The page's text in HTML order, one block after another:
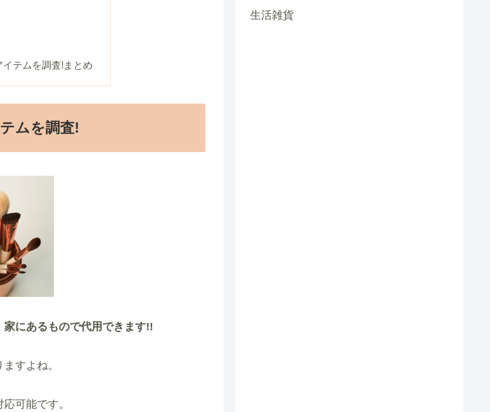
テムを調査!まとめ
ムを調査!
にあるもので代用できます!!
すよね。
可能です。
生活雑貨